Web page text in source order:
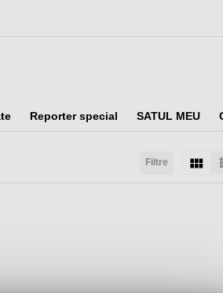
Reporter special SATUL MEU
Filtre